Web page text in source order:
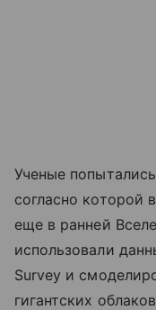
Ученые
согласно которой
еще в ранней
использовали
Survey и
гигантских